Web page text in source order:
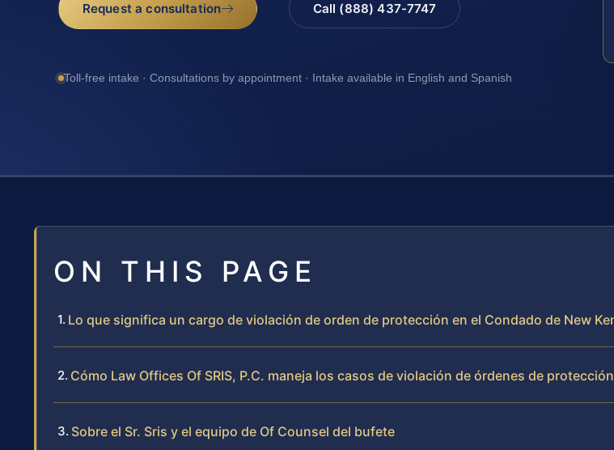
Request a consultation Call (888) 437-7747
Toll-free intake · Consultations by appointment · Intake available in English and Spanish
ON THIS PAGE
Lo que significa un cargo de violación de orden de protección en el Condado de New
Cómo Law Offices Of SRIS, P.C. maneja los casos de violación de órdenes de protección
Sobre el Sr. Sris y el equipo de Of Counsel del bufete